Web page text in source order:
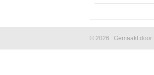
© 2026 Gemaakt door